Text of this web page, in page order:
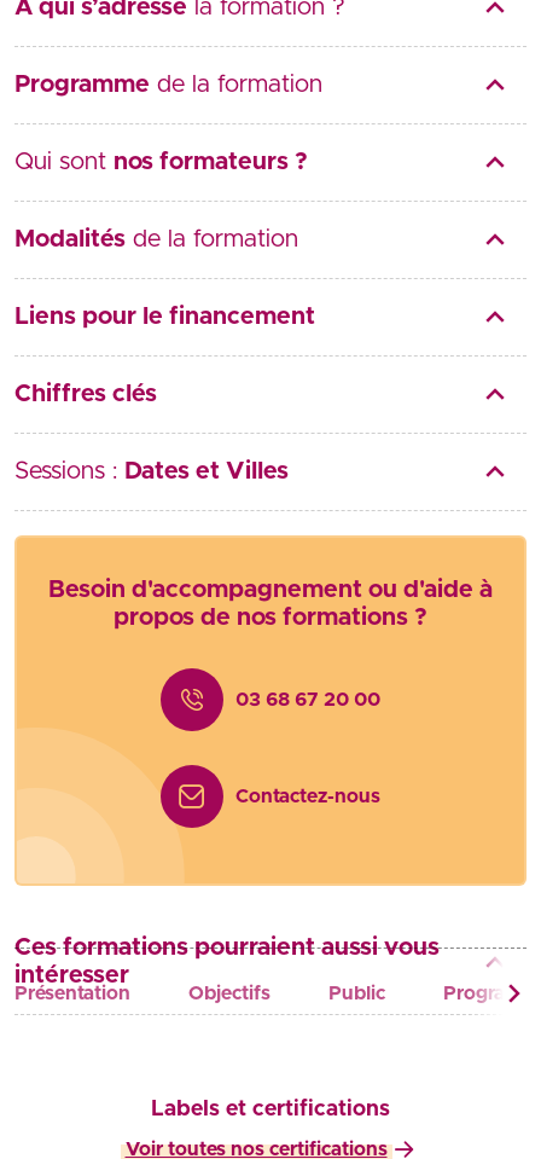
Présentation Objectifs Public
A qui s’adresse la formation ?
Programme de la formation
Qui sont nos formateurs ?
Modalités de la formation
Liens pour le financement
Chiffres clés
Sessions : Dates et Villes
Besoin d'accompagnement ou d'aide à
propos de nos formations ?
03 68 67 20 00
Contactez-nous
Ces formations pourraient aussi vous
intéresser
Labels et certifications
Voir toutes nos certifications